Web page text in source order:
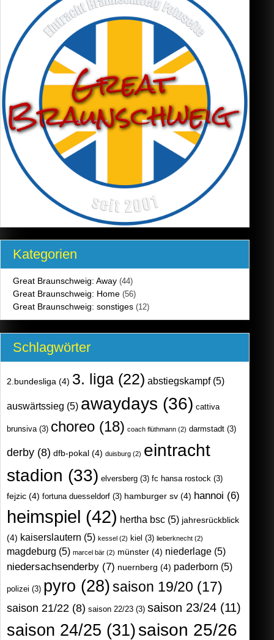
Kategorien
Great Braunschweig: Away (44)
Great Braunschweig: Home (56)
Great Braunschweig: sonstiges (12)
Schlagwörter
2.bundesliga (4) 3. liga (22) abstiegskampf(5)
auswärtssieg (5) awaydays (36) cattiva
brunsiva (3) choreo (18) coach flüthmann (2) darmstadt (3)
derby (8) dfb-pokal (4) duisburg (2) eintracht
stadion (33) elversberg (3) fc hansa rostock (3)
fejzic (4) fortuna duesseldorf (3) hamburger sv (4) hannoi (6)
heimspiel (42) hertha bsc (5) jahresrückblick
(4) kaiserslautern (5) kessel (2) kiel (3) lieberknecht (2)
magdeburg (5) marcel bär (2) münster (4) niederlage (5)
niedersachsenderby (7) nuernberg (4) paderborn (5)
polizei (3) pyro (28)saison 19/20 (17)
saison 21/22 (8) saison 22/23 (3) saison 23/24 (11)
saison 24/25 (31)saison 25/26